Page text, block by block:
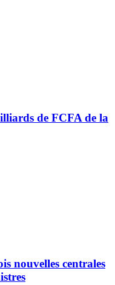
de FCFA de la
nouvelles centrales